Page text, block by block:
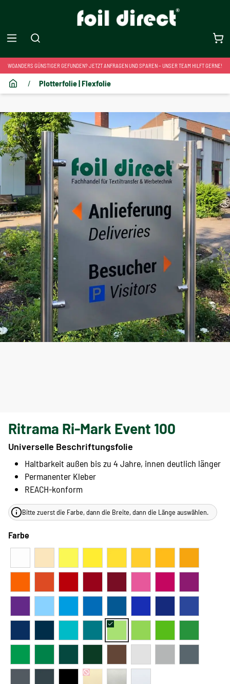
WOANDERS GÜNSTIGER GEFUNDEN? JETZT ANFRAGEN UND SPAREN – UNSER TEAM HILFT GERNE!
/ Plotterfolie | Flexfolie
Ritrama Ri-Mark Event 100
Universelle Beschriftungsfolie
Haltbarkeit außen bis zu 4 Jahre, innen deutlich länger
Permanenter Kleber
REACH-konform
Bitte zuerst die Farbe, dann die Breite, dann die Länge auswählen.
Farbe